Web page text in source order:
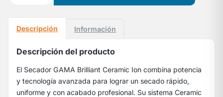
Descripción Información
Descripción del producto
El Secador GAMA Brilliant Ceramic Ion combina potencia
y tecnología avanzada para lograr un secado rápido,
uniforme y con acabado profesional. Su sistema Ceramic